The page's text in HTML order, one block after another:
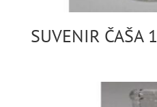
SUVENIR ČAŠA 1